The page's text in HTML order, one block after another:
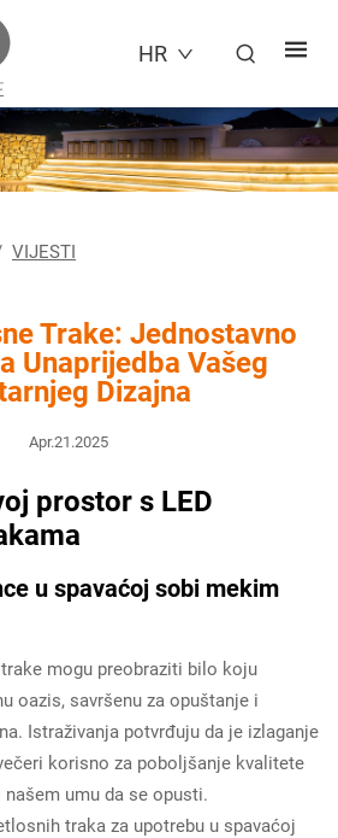
HR
VIJESTI
Trake: Jednostavno
Unaprijedba Vašeg
Dizajna
Apr.21.2025
prostor s LED
u spavaćoj sobi mekim
mogu preobraziti bilo koju
oazis, savršenu za opuštanje i
Istraživanja potvrđuju da je izlaganje
korisno za poboljšanje kvalitete
umu da se opusti.
traka za upotrebu u spavaćoj